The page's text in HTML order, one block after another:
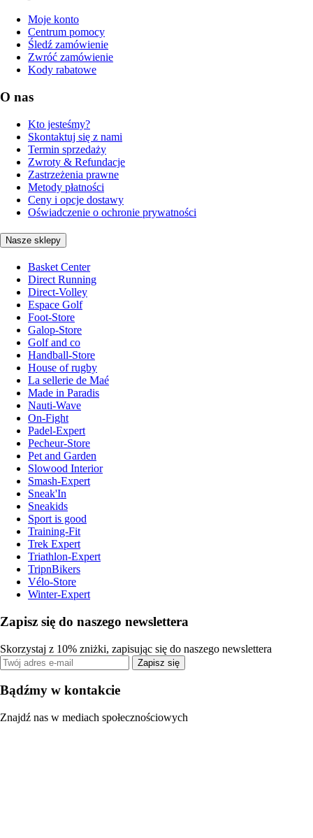
Moje konto
Centrum pomocy
Śledź zamówienie
Zwróć zamówienie
Kody rabatowe
O nas
Kto jesteśmy?
Skontaktuj się z nami
Termin sprzedaży
Zwroty & Refundacje
Zastrzeżenia prawne
Metody płatności
Ceny i opcje dostawy
Oświadczenie o ochronie prywatności
Nasze sklepy
Basket Center
Direct Running
Direct-Volley
Espace Golf
Foot-Store
Galop-Store
Golf and co
Handball-Store
House of rugby
La sellerie de Maé
Made in Paradis
Nauti-Wave
On-Fight
Padel-Expert
Pecheur-Store
Pet and Garden
Slowood Interior
Smash-Expert
Sneak'In
Sneakids
Sport is good
Training-Fit
Trek Expert
Triathlon-Expert
TripnBikers
Vélo-Store
Winter-Expert
Zapisz się do naszego newslettera
Skorzystaj z 10% zniżki, zapisując się do naszego newslettera
Zapisz się
Bądźmy w kontakcie
Znajdź nas w mediach społecznościowych